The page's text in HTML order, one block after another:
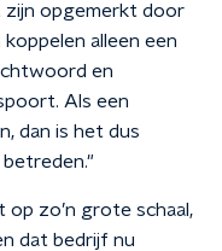
zijn opgemerkt door
alleen een
en
Als een
dan is het dus
zo’n grote schaal,
dat bedrijf nu